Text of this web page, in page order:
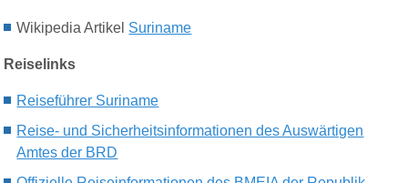
Wikipedia Artikel Suriname
Reiselinks
Reiseführer Suriname
Reise- und Sicherheitsinformationen des Auswärtigen
Amtes der BRD